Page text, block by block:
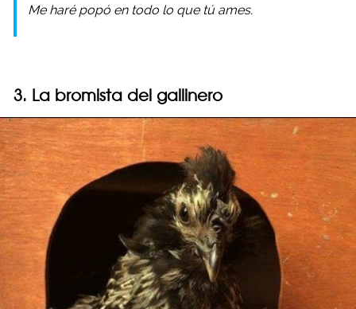
Me haré popó en todo lo que tú ames.
3. La bromista del gallinero